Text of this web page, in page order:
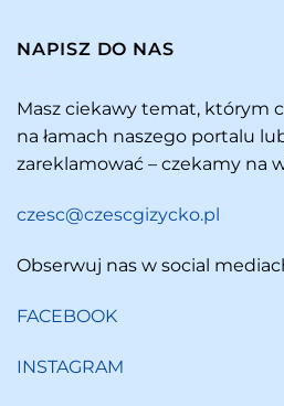
NAPISZ DO NAS
Masz ciekawy temat, którym
na łamach naszego portalu
zareklamować – czekamy na
czesc@czescgizycko.pl
Obserwuj nas w social
FACEBOOK
INSTAGRAM